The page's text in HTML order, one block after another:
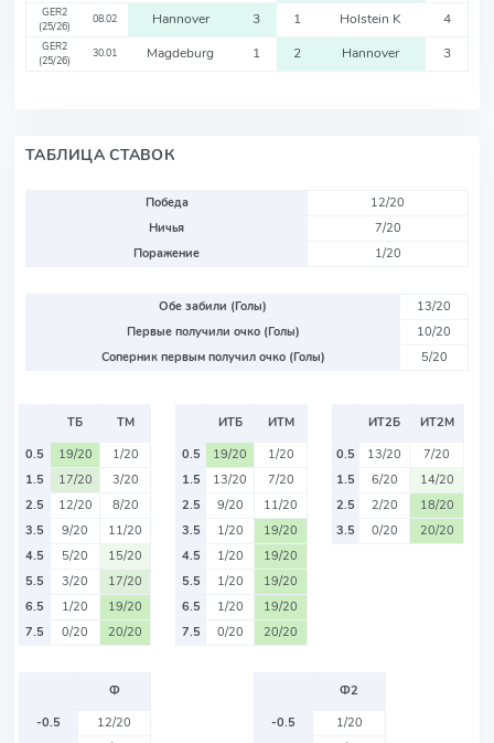
GER2
(25/26)
08.02 Hannover 3 1 Holstein K 4
GER2
(25/26)
30.01 Magdeburg 1 2 Hannover 3
ТАБЛИЦА СТАВОК
Победа
12/20
Ничья
7/20
Поражение
1/20
Обе забили (Голы)
13/20
Первые получили очко (Голы)
10/20
Соперник первым получил очко (Голы)
5/20
ТБ
ТМ
0.5
19/20
1/20
1.5
17/20
3/20
2.5
12/20
8/20
3.5
9/20
11/20
4.5
5/20
15/20
5.5
3/20
17/20
6.5
1/20
19/20
7.5
0/20 20/20
ИТБ
ИТМ
0.5
19/20
1/20
1.5
13/20
7/20
2.5
9/20
11/20
3.5
1/20
19/20
4.5
1/20
19/20
5.5
1/20
19/20
6.5
1/20
19/20
7.5
0/20 20/20
ИТ2Б
ИТ2М
0.5
13/20
7/20
1.5
6/20
14/20
2.5
2/20
18/20
3.5
0/20 20/20
Ф
-0.5
12/20
Ф2
-0.5
1/20